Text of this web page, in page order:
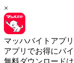
×
マッハバイトアプリ
アプリでお得にバイ
無料ダウンロード